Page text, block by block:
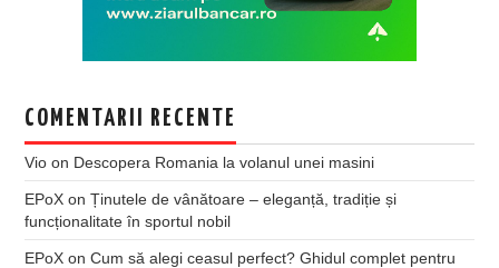
COMENTARII RECENTE
Vio on Descopera Romania la volanul unei masini
EPoX onȚinutele de vânătoare – eleganță, tradiție și
funcționalitate în sportul nobil
EPoX onCum să alegi ceasul perfect? Ghidul complet pentru